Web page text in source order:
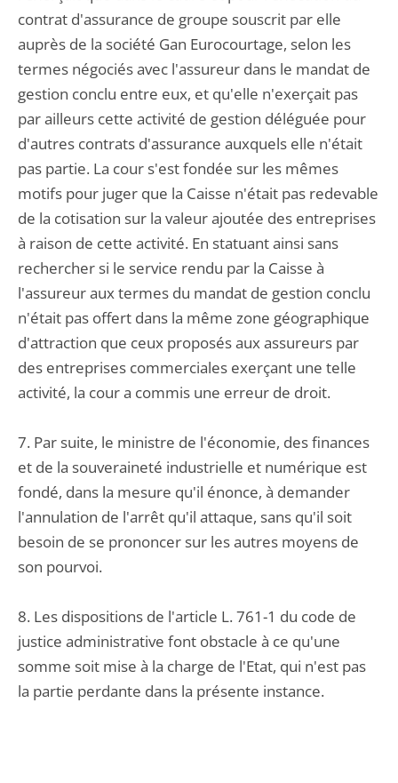
contrat d'assurance de groupe souscrit par elle
auprès de la société Gan Eurocourtage, selon les
termes négociés avec l'assureur dans le mandat de
gestion conclu entre eux, et qu'elle n'exerçait pas
par ailleurs cette activité de gestion déléguée pour
d'autres contrats d'assurance auxquels elle n'était
pas partie. La cour s'est fondée sur les mêmes
motifs pour juger que la Caisse n'était pas redevable
de la cotisation sur la valeur ajoutée des entreprises
à raison de cette activité. En statuant ainsi sans
rechercher si le service rendu par la Caisse à
l'assureur aux termes du mandat de gestion conclu
n'était pas offert dans la même zone géographique
d'attraction que ceux proposés aux assureurs par
des entreprises commerciales exerçant une telle
activité, la cour a commis une erreur de droit.
7. Par suite, le ministre de l'économie, des finances
et de la souveraineté industrielle et numérique est
fondé, dans la mesure qu'il énonce, à demander
l'annulation de l'arrêt qu'il attaque, sans qu'il soit
besoin de se prononcer sur les autres moyens de
son pourvoi.
8. Les dispositions de l'article L. 761-1 du code de
justice administrative font obstacle à ce qu'une
somme soit mise à la charge de l'Etat, qui n'est pas
la partie perdante dans la présente instance.